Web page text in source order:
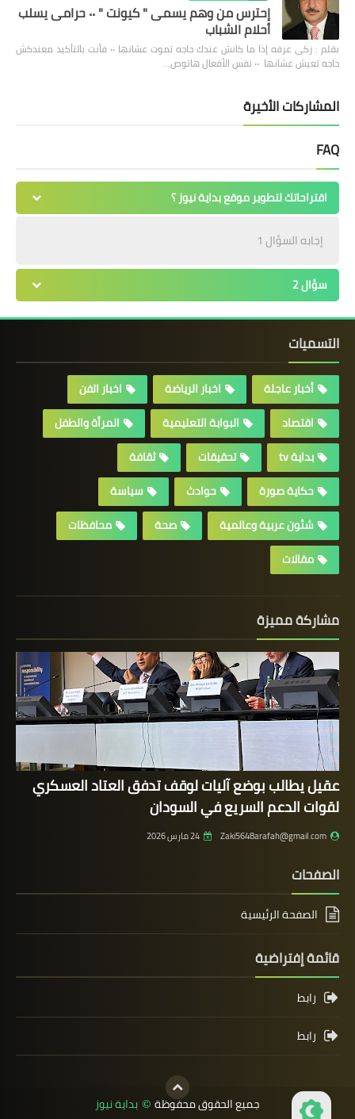
إحترس من وهم يسمى " كيونت " ٠٠ حرامى يسلب
أحلام الشباب
بقلم : زكى عرفه ‎إذا ما كانش عندك حاجه تموت عشانها ٠٠ فأنت بالتأكيد معندكش
حاجه تعيش عشانها ٠٠ نفس الأفعال هاتوص…
المشاركات الأخيرة
FAQ
اقتراحاتك لتطوير موقع بداية نيوز ؟
إجابه السؤال 1
سؤال 2
التسميات
أخبار عاجلة اخبار الرياضة
اخبار الفن
اقتصاد
البوابة التعليمية
المرأة والطفل
بداية tv
تحقيقات
ثقافة
حكاية صورة
حوادث
سياسة
شئون عربية وعالمية
صحة
محافظات
مقالات
مشاركة مميزة
عقيل يطالب بوضع آليات لوقف تدفق العتاد العسكري
لقوات الدعم السريع في السودان
Zaki5648arafah@gmail.com 24 مارس 2026
الصفحات
الصفحة الرئيسية
قائمة إفتراضية
رابط
رابط
جميع الحقوق محفوظة © بداية نيوز